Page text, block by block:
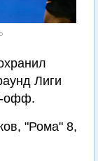
Лиги
офф.
"Рома" 8,